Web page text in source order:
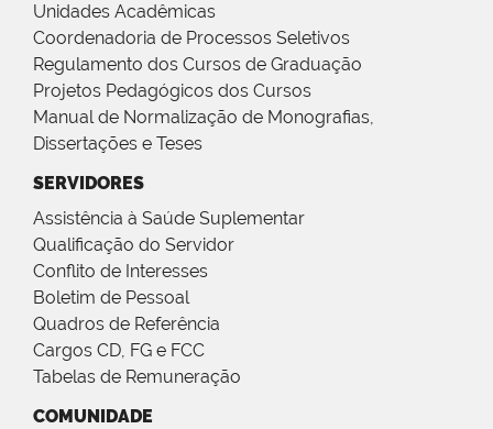
Unidades Acadêmicas
Coordenadoria de Processos Seletivos
Regulamento dos Cursos de Graduação
Projetos Pedagógicos dos Cursos
Manual de Normalização de Monografias,
Dissertações e Teses
SERVIDORES
Assistência à Saúde Suplementar
Qualificação do Servidor
Conflito de Interesses
Boletim de Pessoal
Quadros de Referência
Cargos CD, FG e FCC
Tabelas de Remuneração
COMUNIDADE